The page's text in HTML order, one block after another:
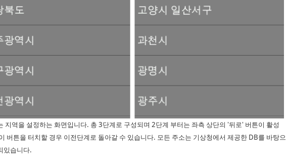
지역을 설정하는 화면입니다. 총 3단계로 구성되며 2단계 부터는 좌측 상단의 '뒤로' 버튼이 활성
버튼을 터치할 경우 이전단계로 돌아갈 수 있습니다. 모든 주소는 기상청에서 제공한 DB를 바탕으
있습니다.